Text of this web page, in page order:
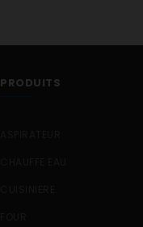
PRODUITS